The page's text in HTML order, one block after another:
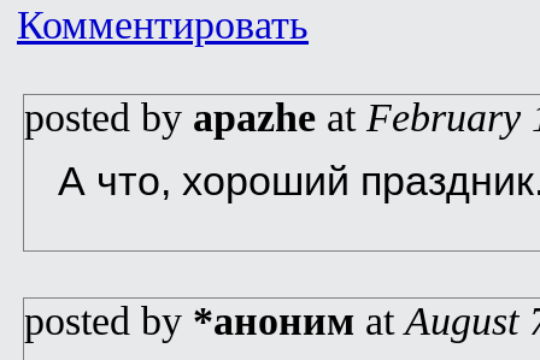
Комментировать
posted by apazhe at February
А что, хороший
posted by *аноним atAugust